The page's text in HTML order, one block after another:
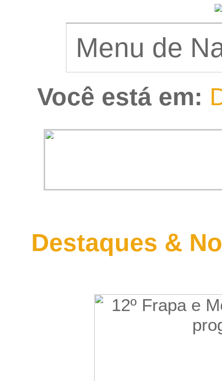
Você está em:
Destaques &